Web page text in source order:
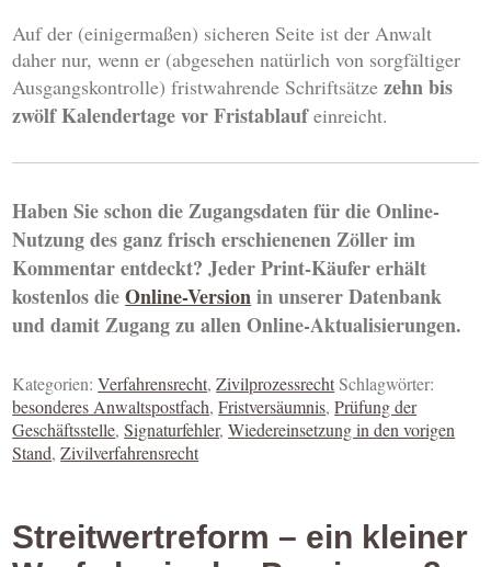
Auf der (einigermaßen) sicheren Seite ist der Anwalt
daher nur, wenn er (abgesehen natürlich von sorgfältiger
Ausgangskontrolle) fristwahrende Schriftsätzezehn bis
zwölf Kalendertage vor Fristablaufeinreicht.
Haben Sie schon die Zugangsdaten für die Online-
Nutzung des ganz frisch erschienenen Zöller im
Kommentar entdeckt? Jeder Print-Käufer erhält
kostenlos dieOnline-Versionin unserer Datenbank
und damit Zugang zu allen Online-Aktualisierungen.
Kategorien:Verfahrensrecht,ZivilprozessrechtSchlagwörter:
besonderes Anwaltspostfach,Fristversäumnis,Prüfung der
Geschäftsstelle,Signaturfehler,Wiedereinsetzung in den vorigen
Stand,Zivilverfahrensrecht
Streitwertreform – ein kleiner